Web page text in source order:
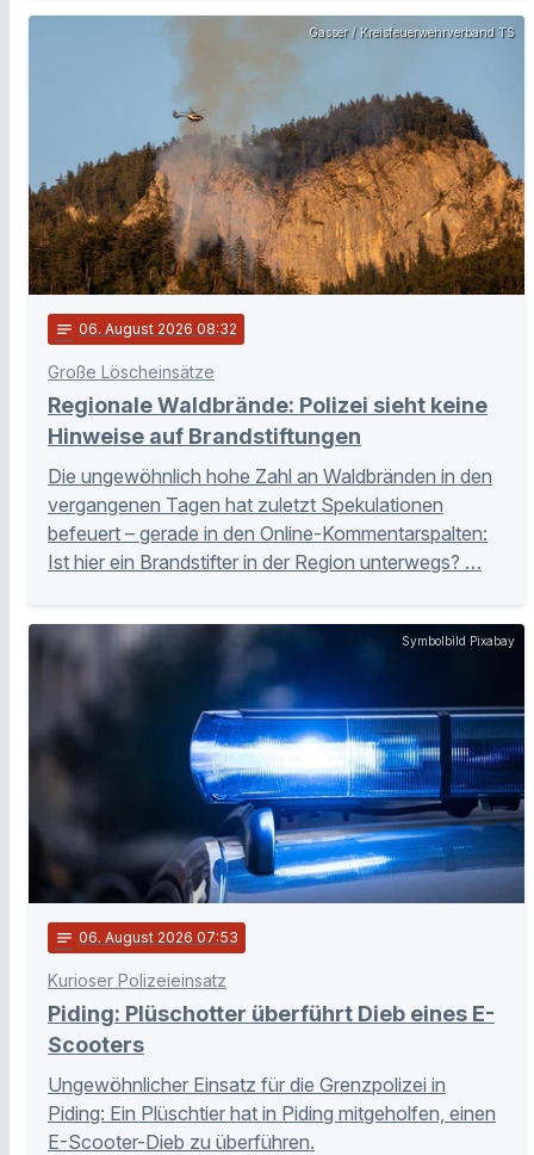
Gasser / Kreisfeuerwehrverband TS
notes 06. August 2026 08:32
Große Löscheinsätze
Regionale Waldbrände: Polizei sieht keine
Hinweise auf Brandstiftungen
Die ungewöhnlich hohe Zahl an Waldbränden in den
vergangenen Tagen hat zuletzt Spekulationen
befeuert – gerade in den Online-Kommentarspalten:
Ist hier ein Brandstifter in der Region unterwegs? …
Symbolbild Pixabay
notes 06. August 2026 07:53
Kurioser Polizeieinsatz
Piding: Plüschotter überführt Dieb eines E-
Scooters
Ungewöhnlicher Einsatz für die Grenzpolizei in
Piding: Ein Plüschtier hat in Piding mitgeholfen, einen
E-Scooter-Dieb zu überführen.